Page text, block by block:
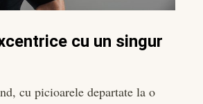
cu un singur
cu picioarele departate la o